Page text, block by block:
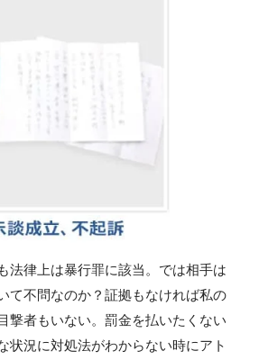
法律上は暴行罪に該当。では相手は
て不問なのか？証拠もなければ私の
撃者もいない。罰金を払いたくない
状況に対処法がわからない時にアト